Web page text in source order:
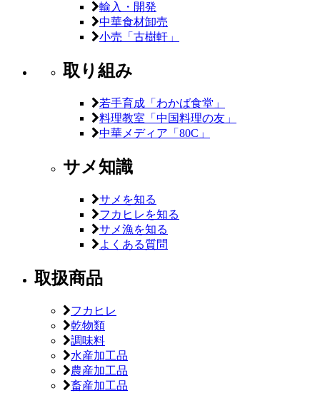
輸入・開発
中華食材卸売
小売「古樹軒」
取り組み
若手育成「わかば食堂」
料理教室「中国料理の友」
中華メディア「80C」
サメ知識
サメを知る
フカヒレを知る
サメ漁を知る
よくある質問
取扱商品
フカヒレ
乾物類
調味料
水産加工品
農産加工品
畜産加工品